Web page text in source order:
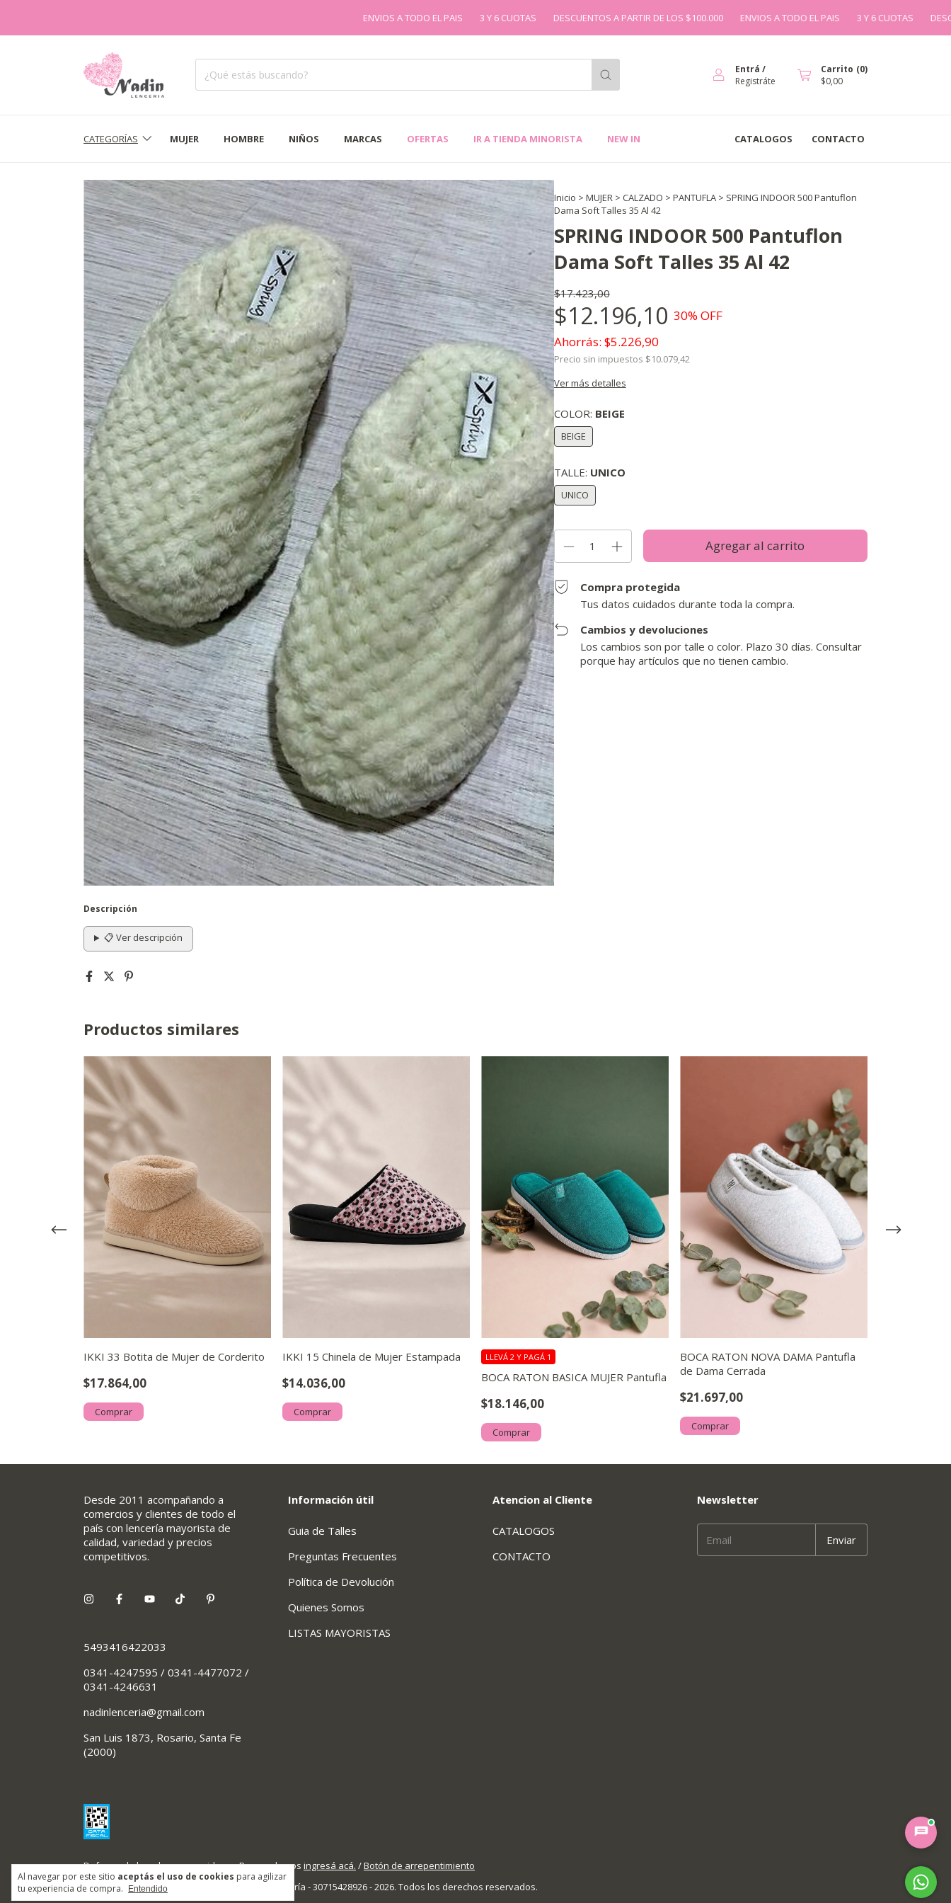
ENVIOS A TODO EL PAIS 3 Y 6 CUOTAS DESCUENTOS A PARTIR DE LOS $100.000 ENVIOS A TODO EL PAIS 3 Y 6 CUOTAS DESCUENTOS
Entrá /
Registráte
Carrito (0)
$0,00
CATEGORÍAS MUJER HOMBRE NIÑOS MARCAS OFERTAS IR A TIENDA MINORISTA NEW IN CATALOGOS CONTACTO
Al navegar por este sitio aceptás el uso de cookies para agilizar
tu experiencia de compra.
Entendido
Inicio > MUJER > CALZADO > PANTUFLA > SPRING INDOOR 500 Pantuflon
Dama Soft Talles 35 Al 42
SPRING INDOOR 500 Pantuflon
Dama Soft Talles 35 Al 42
$17.423,00
$12.196,10 30% OFF
Ahorrás: $5.226,90
Precio sin impuestos $10.079,42
Ver más detalles
COLOR: BEIGE
BEIGE
TALLE: UNICO
UNICO
Compra protegida
Tus datos cuidados durante toda la compra.
Cambios y devoluciones
Los cambios son por talle o color. Plazo 30 días. Consultar
porque hay artículos que no tienen cambio.
Descripción
📋 Ver descripción
Productos similares
IKKI 33 Botita de Mujer de Corderito
$17.864,00
Comprar
IKKI 15 Chinela de Mujer Estampada
$14.036,00
Comprar
BOCA RATON BASICA MUJER Pantufla
$18.146,00
LLEVÁ 2 Y PAGÁ 1
Comprar
BOCA RATON NOVA DAMA Pantufla
de Dama Cerrada
$21.697,00
Comprar
Desde 2011 acompañando a
comercios y clientes de todo el
país con lencería mayorista de
calidad, variedad y precios
competitivos.
5493416422033
0341-4247595 / 0341-4477072 /
0341-4246631
nadinlenceria@gmail.com
San Luis 1873, Rosario, Santa Fe
(2000)
Información útil
Guia de Talles
Preguntas Frecuentes
Política de Devolución
Quienes Somos
LISTAS MAYORISTAS
Atencion al Cliente
CATALOGOS
CONTACTO
Newsletter
Defensa de las y los consumidores. Para reclamos ingresá acá. /Botón de arrepentimiento
Copyright Nadin Lencería - 30715428926 - 2026. Todos los derechos reservados.